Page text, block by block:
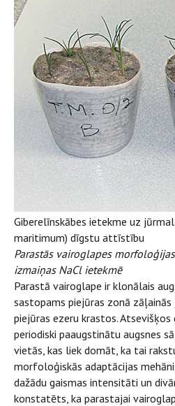
Giberelīnskābes ietekme uz
maritimum) dīgstu attīstību
Parastās vairoglapes
izmaiņas NaCl ietekmē
Parastā vairoglape ir klonālais
sastopams piejūras zonā
piejūras ezeru krastos.
periodiski paaugstinātu augsnes
vietās, kas liek domāt, ka tai
morfoloģiskās adaptācijas
dažādu gaismas intensitāti un
konstatēts, ka parastajai